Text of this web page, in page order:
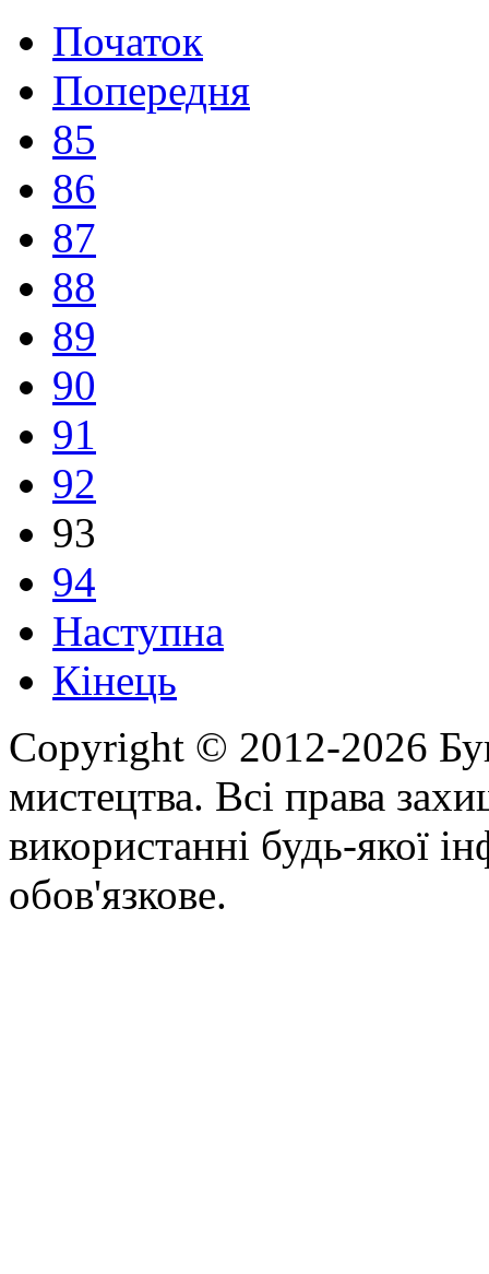
Початок
Попередня
85
86
87
88
89
90
91
92
93
94
Наступна
Кінець
Copyright © 2012-2026
мистецтва. Всі права
використанні будь-якої
обов'язкове.